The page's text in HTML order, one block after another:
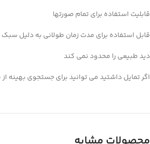
قابلیت استفاده برای تمام صورتها
قابل استفاده برای مدت زمان طولانی به دلیل
دید طبیعی را محدود نمی کند
اگر تمایل داشتید می توانید برای جستجوی بهینه
linkedin
WhatsApp
تلگرام